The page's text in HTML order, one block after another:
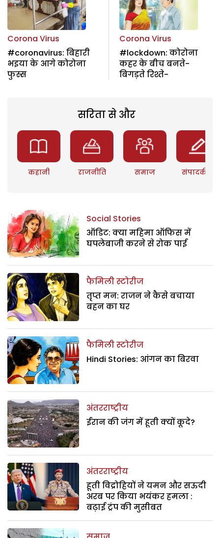
Corona Virus
#coronavirus: बिहारी
भइया के आगे कोरोना
फुस्स
Corona Virus
#lockdown: कोरोना
कहर के बीच बनते-
बिगड़ते रिश्ते-
सरिता से और
कहानी राजनीति समाज संपादकीय
Social Stories
ऑडिट: क्या महिमा ऑफिस में
घपलेबाजी करने से रोक पाई
फैमिली स्टोरीज
तृप्त मन: राजन ने कैसे बचाया
बहन का घर
फैमिली स्टोरीज
Hindi Stories: आंगन का बिरवा
अंतरराष्ट्रीय
ईरान की जंग में हूती क्यों कूदे?
अंतरराष्ट्रीय
हूती विद्रोहियों ने यमन और सऊदी
अरब पर किया भयंकर हमला :
बढ़ाई ट्रंप की मुसीबत